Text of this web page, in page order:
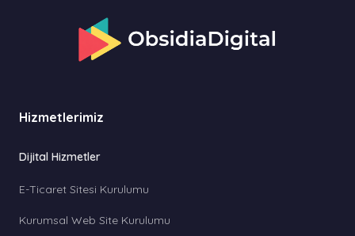
Hizmetlerimiz
Dijital Hizmetler
E-Ticaret Sitesi Kurulumu
Kurumsal Web Site Kurulumu